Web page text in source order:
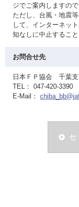
ジでご案内しますの
ただし、台風・地震
して、インターネッ
知なしに中止すること
お問合せ先
日本ＦＰ協会 千葉
TEL： 047-420-3390
E-Mail：
セ